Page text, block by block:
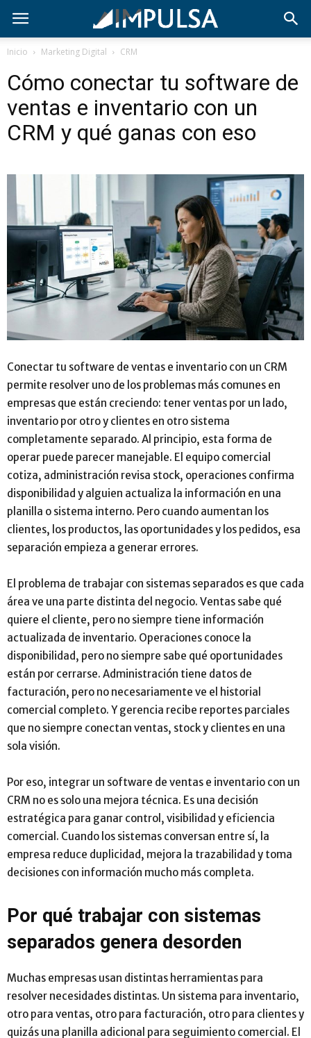
Inicio Marketing Digital CRM
Cómo conectar tu software de
ventas e inventario con un
CRM y qué ganas con eso
Conectar tu software de ventas e inventario con un CRM
permite resolver uno de los problemas más comunes en
empresas que están creciendo: tener ventas por un lado,
inventario por otro y clientes en otro sistema
completamente separado. Al principio, esta forma de
operar puede parecer manejable. El equipo comercial
cotiza, administración revisa stock, operaciones confirma
disponibilidad y alguien actualiza la información en una
planilla o sistema interno. Pero cuando aumentan los
clientes, los productos, las oportunidades y los pedidos, esa
separación empieza a generar errores.
El problema de trabajar con sistemas separados es que cada
área ve una parte distinta del negocio. Ventas sabe qué
quiere el cliente, pero no siempre tiene información
actualizada de inventario. Operaciones conoce la
disponibilidad, pero no siempre sabe qué oportunidades
están por cerrarse. Administración tiene datos de
facturación, pero no necesariamente ve el historial
comercial completo. Y gerencia recibe reportes parciales
que no siempre conectan ventas, stock y clientes en una
sola visión.
Por eso, integrar un software de ventas e inventario con un
CRM no es solo una mejora técnica. Es una decisión
estratégica para ganar control, visibilidad y eficiencia
comercial. Cuando los sistemas conversan entre sí, la
empresa reduce duplicidad, mejora la trazabilidad y toma
decisiones con información mucho más completa.
Por qué trabajar con sistemas
separados genera desorden
Muchas empresas usan distintas herramientas para
resolver necesidades distintas. Un sistema para inventario,
otro para ventas, otro para facturación, otro para clientes y
quizás una planilla adicional para seguimiento comercial. El